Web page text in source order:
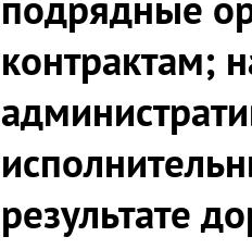
контрактам;
результате